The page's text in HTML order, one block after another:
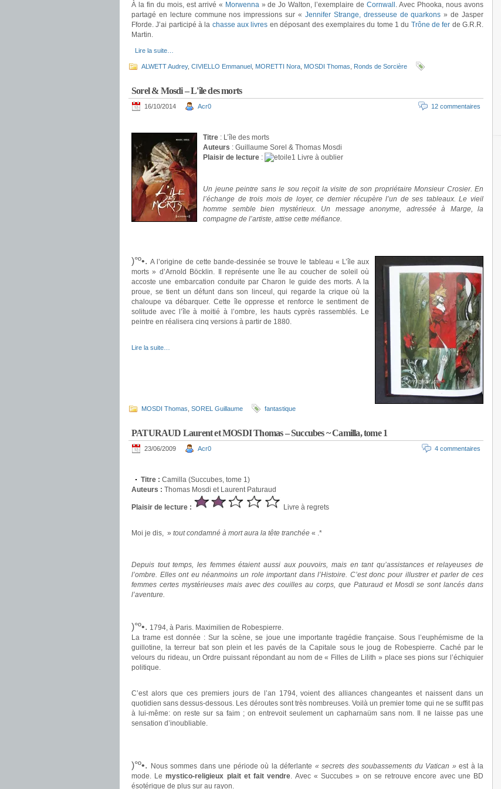
À la fin du mois, est arrivé « Morwenna» de Jo Walton, l’exemplaire de Cornwall . Avec Phooka, nous avons
partagé en lecture commune nos impressions sur « Jennifer Strange, dresseuse de quarkons » de Jasper
Fforde. J’ai participé à la chasse aux livres en déposant des exemplaires du tome 1 du Trône de fer de G.R.R.
Martin.
Lire la suite…
ALWETT Audrey, CIVIELLO Emmanuel MORETTI Nora MOSDI Thomas Ronds de Sorcière
Sorel & Mosdi – L'île des morts
16/10/2014 Acr0 12 commentaires
Titre : L’île des morts
Auteurs : Guillaume Sorel & Thomas Mosdi
Plaisir de lecture :
Livre à oublier
Un jeune peintre sans le sou reçoit la visite de son propriétaire Monsieur Crosier. En
l’échange de trois mois de loyer, ce dernier récupère l’un de ses tableaux. Le vieil
homme semble bien mystérieux. Un message anonyme, adressée à Marge, la
compagne de l’artiste, attise cette méfiance.
)°º•.A l’origine de cette bande-dessinée se trouve le tableau « L’île aux
morts » d’Arnold Böcklin. Il représente une île au coucher de soleil où
accoste une embarcation conduite par Charon le guide des morts. A la
proue, se tient un défunt dans son linceul, qui regarde la crique où la
chaloupe va débarquer. Cette île oppresse et renforce le sentiment de
solitude avec l’île à moitié à l’ombre, les hauts cyprès rassemblés. Le
peintre en réalisera cinq versions à partir de 1880.
Lire la suite…
MOSDI Thomas SOREL Guillaume fantastique
PATURAUD Laurent et MOSDI Thomas – Succubes ~ Camilla, tome 1
23/06/2009 Acr0 4 commentaires
Titre : Camilla (Succubes, tome 1)
Auteurs : Thomas Mosdi et Laurent Paturaud
Plaisir de lecture :
Livre à regrets
Moi je dis, » tout condamné à mort aura la tête tranchée « .*
Depuis tout temps, les femmes étaient aussi aux pouvoirs, mais en tant qu’assistances et relayeuses de
l’ombre. Elles ont eu néanmoins un role important dans l’Histoire. C’est donc pour illustrer et parler de ces
femmes certes mystérieuses mais avec des couilles au corps, que Paturaud et Mosdi se sont lancés dans
l’aventure.
)°º•. 1794, à Paris. Maximilien de Robespierre.
La trame est donnée : Sur la scène, se joue une importante tragédie française. Sous l’euphémisme de la
guillotine, la terreur bat son plein et les pavés de la Capitale sous le joug de Robespierre. Caché par le
velours du rideau, un Ordre puissant répondant au nom de « Filles de Lilith » place ses pions sur l’échiquier
politique.
C’est alors que ces premiers jours de l’an 1794, voient des alliances changeantes et naissent dans un
quotidien sans dessus-dessous. Les déroutes sont très nombreuses. Voilà un premier tome qui ne se suffit pas
à lui-même: on reste sur sa faim ; on entrevoit seulement un capharnaüm sans nom. Il ne laisse pas une
sensation d’inoubliable.
)°º•. Nous sommes dans une période où la déferlante « secrets des soubassements du Vatican » est à la
mode. Lemystico-religieux plait et fait vendre. Avec « Succubes » on se retrouve encore avec une BD
ésotérique de plus sur au rayon.